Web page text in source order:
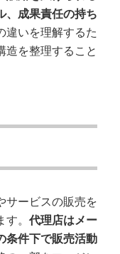
、成果責任の持ち
違いを理解するた
造を整理すること
サービスの販売を
。 代理店はメー
条件下で販売活動